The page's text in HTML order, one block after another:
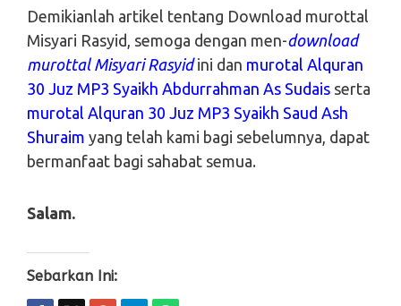
Demikianlah artikel tentang Download murottal
Misyari Rasyid, semoga dengan men-download
murottal Misyari Rasyid ini dan murotal Alquran
30 Juz MP3 Syaikh Abdurrahman As Sudais serta
murotal Alquran 30 Juz MP3 Syaikh Saud Ash
Shuraim yang telah kami bagi sebelumnya, dapat
bermanfaat bagi sahabat semua.
Salam.
Sebarkan Ini: